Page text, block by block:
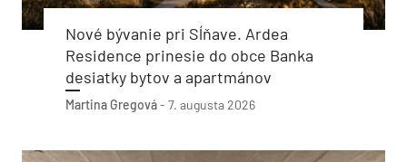
Nové bývanie pri Sĺňave. Ardea
Residence prinesie do obce Banka
desiatky bytov a apartmánov
Martina Gregová- 7. augusta 2026